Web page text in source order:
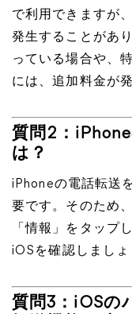
で利用できますが
発生することがあ
っている場合や、
には、追加料金が
質問2：
は？
iPhoneの電話転送
要です。 そのため
「情報」をタップ
iOSを確認しましょ
質問3：iOSの